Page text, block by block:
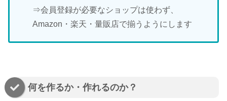
⇒会員登録が必要なショップは使わず、
Amazon・楽天・量販店で揃うようにします
何を作るか・作れるのか？